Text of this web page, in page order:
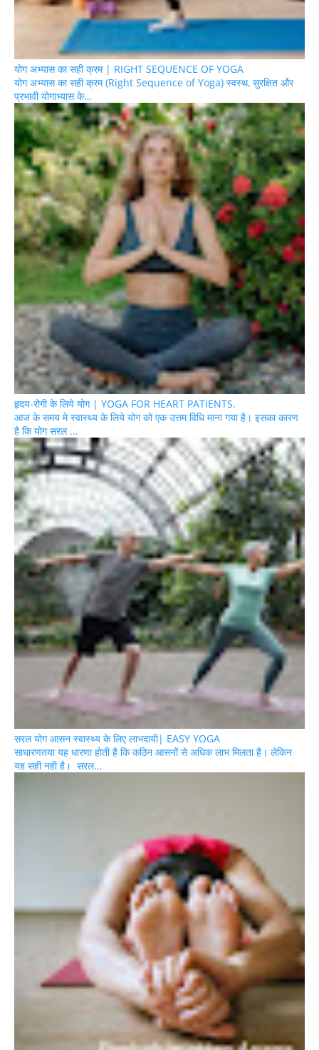
योग अभ्यास का सही क्रम | RIGHT SEQUENCE OF YOGA
योग अभ्यास का सही क्रम (Right Sequence of Yoga) स्वस्थ, सुरक्षित और
प्रभावी योगाभ्यास के…
हृदय-रोगी के लिये योग | YOGA FOR HEART PATIENTS.
आज के समय मे स्वास्थ्य के लिये योग को एक उत्तम विधि माना गया है। इसका कारण
है कि योग सरल …
सरल योग आसन स्वास्थ्य के लिए लाभदायी| EASY YOGA
साधारणतया यह धारणा होती है कि कठिन आसनों से अधिक लाभ मिलता है। लेकिन
यह सही नही है। सरल…